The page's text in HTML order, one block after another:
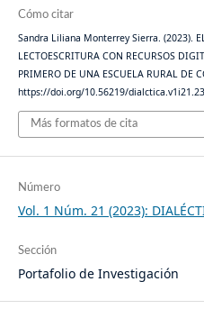
Cómo citar
Sandra Liliana Monterrey Sierra. (2023).
LECTOESCRITURA CON RECURSOS
PRIMERO DE UNA ESCUELA RURAL DE
https://doi.org/10.56219/
Más formatos de cita
Número
Vol. 1 Núm. 21 (2023):
Sección
Portafolio de Investigación